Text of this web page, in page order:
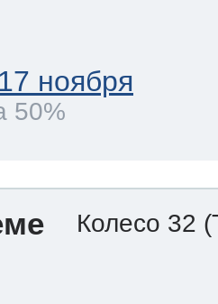
ноября
50%
Колесо 32